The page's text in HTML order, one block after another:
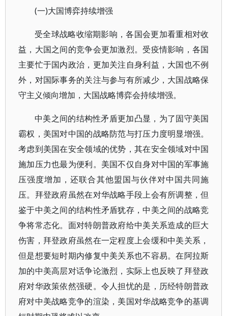
(一)大国博弈持续增强
受全球战略收缩期影响，各国会更加看重相对收
益，大国之间的竞争会更加激烈。受疫情影响，各国
主要忙于国内政治，更加关注自身利益，大国也不例
外，对国际事务的关注与参与有所减少，大国战略保
守主义倾向增加，大国战略博弈会持续增强。
中美之间的结构性矛盾更加凸显，为了固守美国
霸权，美国对中国的战略防范与打压力度明显增强。
考虑到美国在安全领域的优势，其在安全领域对中国
施加压力也最为便利。美国不仅自身对中国的军事施
压强度增加，还联合其他盟国与伙伴对中国共同施
压。拜登政府虽然在对华战略手段上会有所调整，但
鉴于中美之间的结构性矛盾犹存，中美之间的战略竞
争将常态化。面对特朗普政府给中美关系造成的巨大
伤害，拜登政府虽然在一定程度上会缓和中美关系，
但是想要短时期内修复中美关系也不容易。在阿拉斯
加的中美高层对话争论激烈，实际上也反映了拜登政
府对华政策依然强硬。令人担忧的是，历经特朗普政
府对中美战略竞争的渲染，美国对华战略竞争的基调